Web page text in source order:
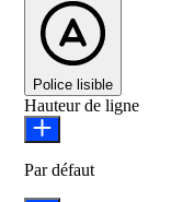
Police lisible
Hauteur de ligne
Par défaut